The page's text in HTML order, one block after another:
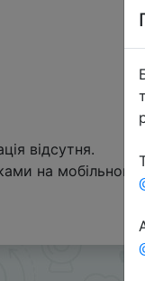
відсутня.
на